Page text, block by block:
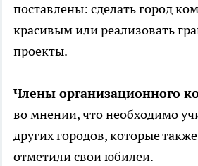
поставлены: сделать город
красивым или реализовать
проекты.
Члены организационного
во мнении, что необходимо
других городов, которые
отметили свои юбилеи.